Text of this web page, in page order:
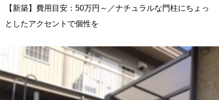
【新築】費用目安：50万円～／ナチュラルな門柱にちょっ
としたアクセントで個性を